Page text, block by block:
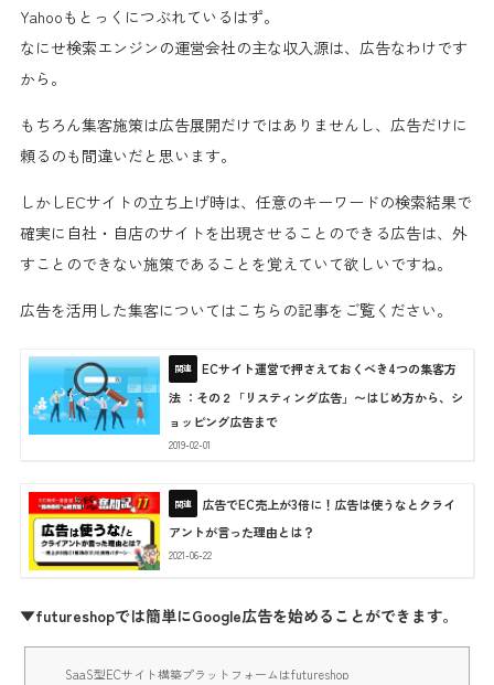
Yahooもとっくにつぶれているはず。
なにせ検索エンジンの運営会社の主な収入源は、広告なわけです
から。
もちろん集客施策は広告展開だけではありませんし、広告だけに
頼るのも間違いだと思います。
しかしECサイトの立ち上げ時は、 任意のキーワードの検索結果で
確実に自社・自店のサイトを出現させることのできる広告は、外
すことのできない施策であることを覚えていて欲しいですね。
広告を活用した集客についてはこちらの記事をご覧ください。
ECサイト運営で押さえておくべき4つの集客方
法 ：その２「リスティング広告」〜はじめ方から、シ
ョッピング広告まで
2019-02-01
広告でEC売上が3倍に！広告は使うなとクライ
アントが言った理由とは？
2021-06-22
▼futureshopでは簡単にGoogle広告を始めることができます。
SaaS型ECサイト構築プラットフォームはfutureshop